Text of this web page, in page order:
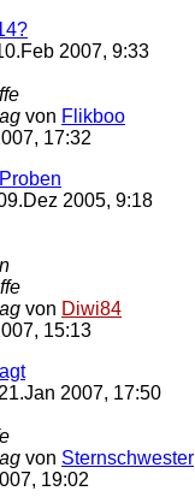
2007, 9:33
von Flikboo
17:32
2005, 9:18
von Diwi84
15:13
2007, 17:50
von Sternschwester
19:02